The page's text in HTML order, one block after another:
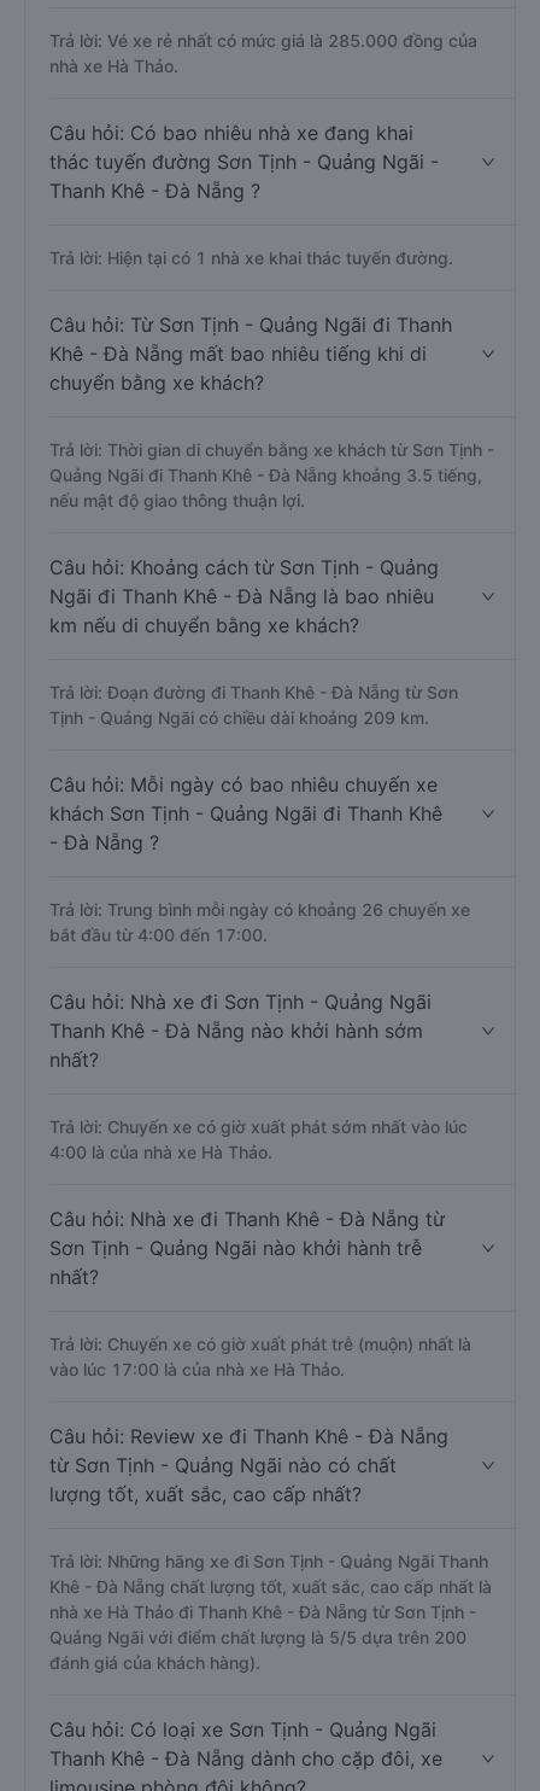
Trả lời: Vé xe rẻ nhất có mức giá là 285.000 đồng của
nhà xe Hà Thảo.
Câu hỏi: Có bao nhiêu nhà xe đang khai
thác tuyến đường Sơn Tịnh - Quảng Ngãi -
Thanh Khê - Đà Nẵng ?
Trả lời: Hiện tại có 1 nhà xe khai thác tuyến đường.
Câu hỏi: Từ Sơn Tịnh - Quảng Ngãi đi Thanh
Khê - Đà Nẵng mất bao nhiêu tiếng khi di
chuyển bằng xe khách?
Trả lời: Thời gian di chuyển bằng xe khách từ Sơn Tịnh -
Quảng Ngãi đi Thanh Khê - Đà Nẵng khoảng 3.5 tiếng,
nếu mật độ giao thông thuận lợi.
Câu hỏi: Khoảng cách từ Sơn Tịnh - Quảng
Ngãi đi Thanh Khê - Đà Nẵng là bao nhiêu
km nếu di chuyển bằng xe khách?
Trả lời: Đoạn đường đi Thanh Khê - Đà Nẵng từ Sơn
Tịnh - Quảng Ngãi có chiều dài khoảng 209 km.
Câu hỏi: Mỗi ngày có bao nhiêu chuyến xe
khách Sơn Tịnh - Quảng Ngãi đi Thanh Khê
- Đà Nẵng ?
Trả lời: Trung bình mỗi ngày có khoảng 26 chuyến xe
bắt đầu từ 4:00 đến 17:00.
Câu hỏi: Nhà xe đi Sơn Tịnh - Quảng Ngãi
Thanh Khê - Đà Nẵng nào khởi hành sớm
nhất?
Trả lời: Chuyến xe có giờ xuất phát sớm nhất vào lúc
4:00 là của nhà xe Hà Thảo.
Câu hỏi: Nhà xe đi Thanh Khê - Đà Nẵng từ
Sơn Tịnh - Quảng Ngãi nào khởi hành trễ
nhất?
Trả lời: Chuyến xe có giờ xuất phát trễ (muộn) nhất là
vào lúc 17:00 là của nhà xe Hà Thảo.
Câu hỏi: Review xe đi Thanh Khê - Đà Nẵng
từ Sơn Tịnh - Quảng Ngãi nào có chất
lượng tốt, xuất sắc, cao cấp nhất?
Trả lời: Những hãng xe đi Sơn Tịnh - Quảng Ngãi Thanh
Khê - Đà Nẵng chất lượng tốt, xuất sắc, cao cấp nhất là
nhà xe Hà Thảo đi Thanh Khê - Đà Nẵng từ Sơn Tịnh -
Quảng Ngãi với điểm chất lượng là 5/5 dựa trên 200
đánh giá của khách hàng).
Câu hỏi: Có loại xe Sơn Tịnh - Quảng Ngãi
Thanh Khê - Đà Nẵng dành cho cặp đôi, xe